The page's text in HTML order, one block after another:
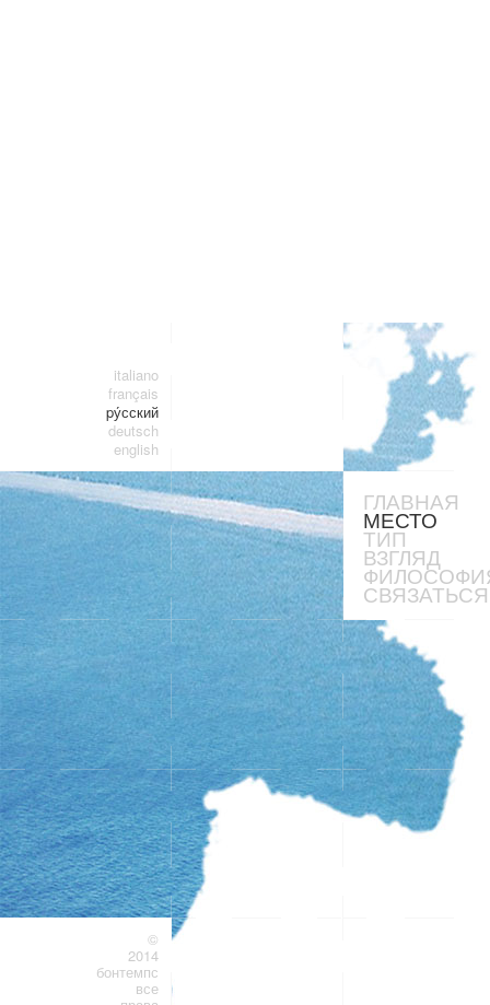
italiano
français
pу́сский
deutsch
english
ГЛАВНАЯ
МЕСТО
ТИП
ВЗГЛЯД
СВЯЗАТЬСЯ
©
2014
бонтемпс
все